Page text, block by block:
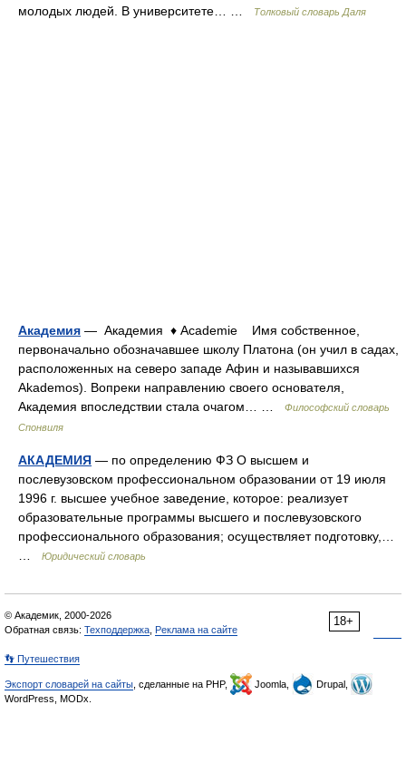
молодых людей. В университете… …
Толковый словарь Даля
Академия — Академия ♦ Academie Имя собственное,
первоначально обозначавшее школу Платона (он учил в садах,
расположенных на северо западе Афин и называвшихся
Akademos). Вопреки направлению своего основателя,
Академия впоследствии стала очагом… …
Философский словарь
Спонвиля
АКАДЕМИЯ — по определению ФЗ О высшем и
послевузовском профессиональном образовании от 19 июля
1996 г. высшее учебное заведение, которое: реализует
образовательные программы высшего и послевузовского
профессионального образования; осуществляет подготовку,…
Юридический словарь
18+
© Академик, 2000-2026
Обратная связь: Техподдержка Реклама на сайте
👣 Путешествия
Экспорт словарей на сайты , сделанные на PHP, Joomla,
Drupal,
WordPress, MODx.